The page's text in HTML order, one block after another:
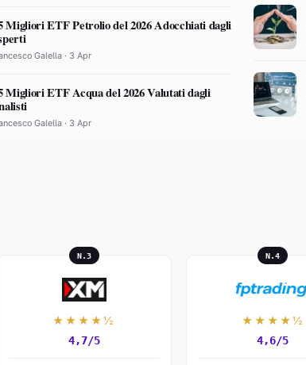
Migliori ETF Petrolio del 2026 Adocchiati dagli
Galella · 3 Apr
Migliori ETF Acqua del 2026 Valutati dagli
Galella · 3 Apr
N.3
★★★★½
4,7/5
N.4
★★★★½
4,6/5